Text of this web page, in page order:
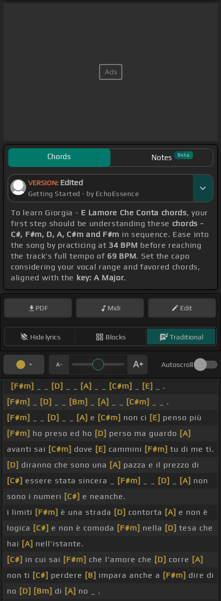
Chords Notes Beta
VERSION: Edited
Getting Started - by EchoEssence
To learn Giorgia - E Lamore Che Conta chords, your
first step should be understanding these chords -
C#, F#m, D, A, C#m and F#m in sequence. Ease into
the song by practicing at 34 BPM before reaching
the track's full tempo of 69 BPM. Set the capo
considering your vocal range and favored chords,
aligned with the key: A Major.
PDF Midi Edit
Hide lyrics Blocks Traditional
Autoscroll
[F#m] [D] [A] [C#m] [E]
_ .
[F#m]
[D] [Bm] [A] [C#m]
_ _ .
[F#m]
[D] [A] e [C#m] non ci [E] penso più
[F#m] ho preso ed ho [D] perso ma guardo [A]
avanti sai [C#m] dove [E] cammini [F#m] tu di me ti.
[D] diranno che sono una [A] pazza e il prezzo di
[C#] essere stata sincera _ [F#m] [D] [A] non
sono i numeri [C#] e neanche.
i limiti [F#m] è una strada [D] contorta [A] e non è
logica [C#] e non è comoda [F#m] nella [D] tesa che
hai [A] nell'istante.
[C#] in cui sai [F#m] che l'amore che [D] corre [A]
non ti [C#] perdere [B] impara anche a [F#m] dire di
no [D] [Bm] di [A] no _ .